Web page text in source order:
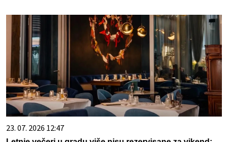
23. 07. 2026 12:47